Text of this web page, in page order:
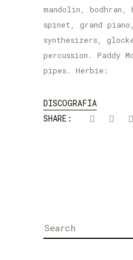
mandolin, bodhran,
spinet, grand
synthesizers,
percussion. Paddy
pipes. Herbie:
DISCOGRAFIA
SHARE:
Search
for: